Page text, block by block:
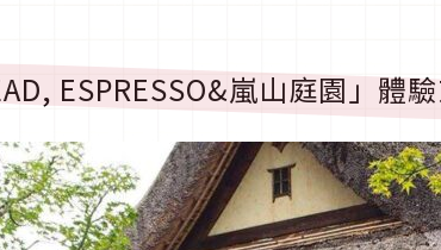
ESPRESSO&嵐山庭園」體